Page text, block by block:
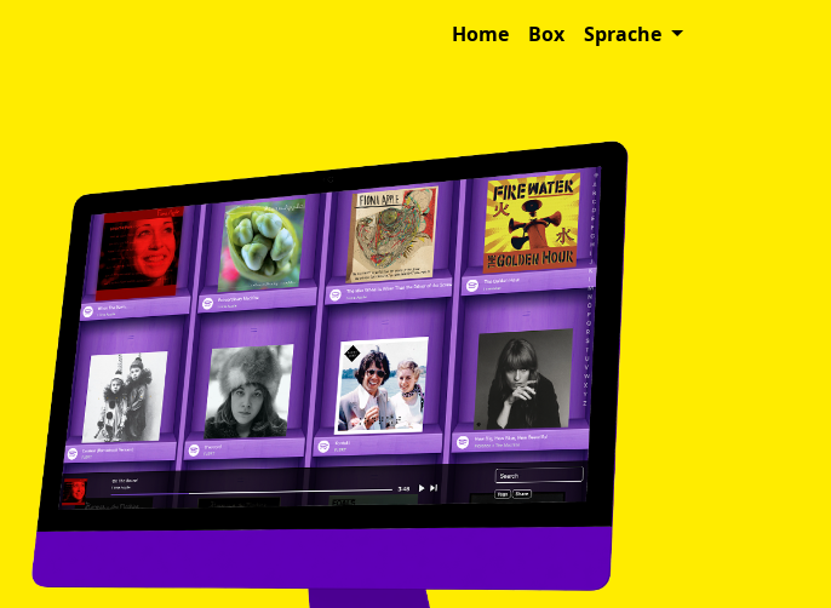
Home Box Sprache